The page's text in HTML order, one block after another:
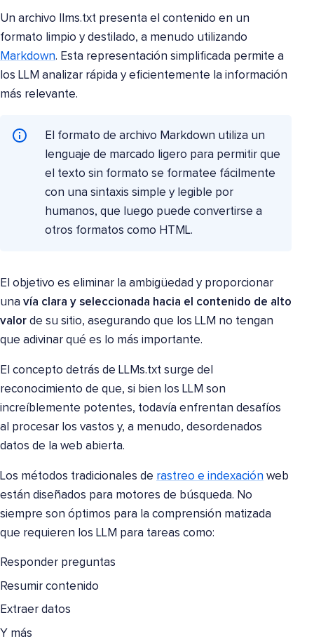
Un archivo llms.txt presenta el contenido en un
formato limpio y destilado, a menudo utilizando
Markdown. Esta representación simplificada permite a
los LLM analizar rápida y eficientemente la información
más relevante.
El formato de archivo Markdown utiliza un
lenguaje de marcado ligero para permitir que
el texto sin formato se formatee fácilmente
con una sintaxis simple y legible por
humanos, que luego puede convertirse a
otros formatos como HTML.
El objetivo es eliminar la ambigüedad y proporcionar
una vía clara y seleccionada hacia el contenido de alto
valor de su sitio, asegurando que los LLM no tengan
que adivinar qué es lo más importante.
El concepto detrás de LLMs.txt surge del
reconocimiento de que, si bien los LLM son
increíblemente potentes, todavía enfrentan desafíos
al procesar los vastos y, a menudo, desordenados
datos de la web abierta.
Los métodos tradicionales de rastreo e indexación web
están diseñados para motores de búsqueda. No
siempre son óptimos para la comprensión matizada
que requieren los LLM para tareas como:
Responder preguntas
Resumir contenido
Extraer datos
Y más